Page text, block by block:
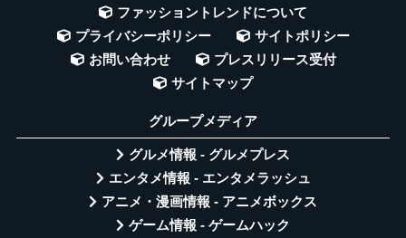
ファッショントレンドについて
プライバシーポリシー
サイトポリシー
お問い合わせ
プレスリリース受付
サイトマップ
グループメディア
グルメ情報 - グルメプレス
エンタメ情報 - エンタメラッシュ
アニメ・漫画情報 - アニメボックス
ゲーム情報 - ゲームハック